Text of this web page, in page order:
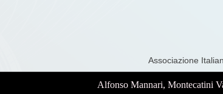
Associazione
Alfonso Mannari, Montecatini